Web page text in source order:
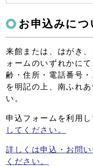
お申込みにつ
来館または、はがき
ォームのいずれかに
齢・住所・電話番号
を明記の上、南ふれ
い。
申込フォームを利用
してください。
詳しくは申込・お問
ください。